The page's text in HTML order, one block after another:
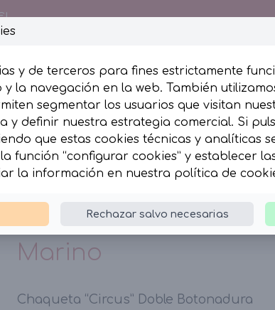
Complementos
Doble Botonadura Azul Marino
Chaqueta “Circus”
Doble Botonadura
Marino
Chaqueta “Circus” Doble Botonadura
y de terceros para fines estrictamente
la navegación en la web. También
segmentar los usuarios que visitan
y definir nuestra estrategia comercial. Si
que estas cookies técnicas y analíticas
función “configurar cookies” y establecer
la información en nuestra política de
Rechazar salvo necesarias